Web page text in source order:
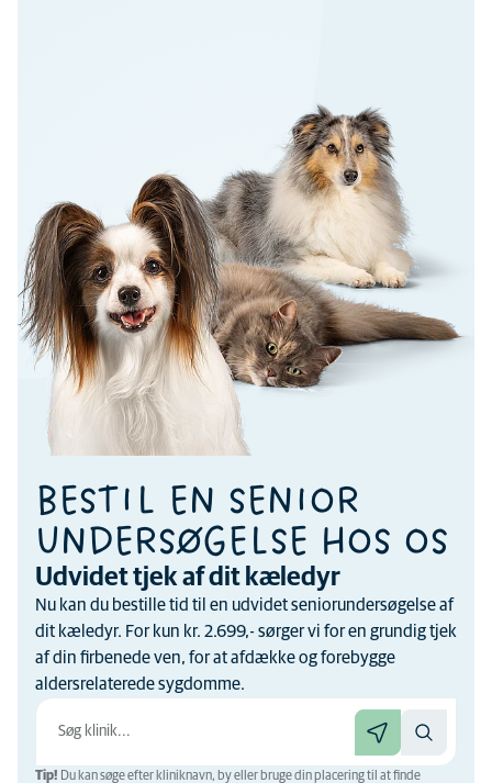
BESTIL EN SENIOR
UNDERSØGELSE HOS OS
Udvidet tjek af dit kæledyr
Nu kan du bestille tid til en udvidet seniorundersøgelse af
dit kæledyr. For kun kr. 2.699,- sørger vi for en grundig tjek
af din firbenede ven, for at afdække og forebygge
aldersrelaterede sygdomme.
Tip! Du kan søge efter kliniknavn, by eller bruge din placering til at finde